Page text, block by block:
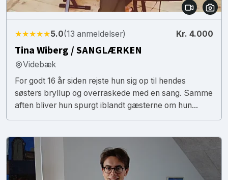
★★★★★5.0(13 anmeldelser) Kr. 4.000
Tina Wiberg / SANGLÆRKEN
Videbæk
For godt 16 år siden rejste hun sig op til hendes
søsters bryllup og overraskede med en sang. Samme
aften bliver hun spurgt iblandt gæsterne om hun...